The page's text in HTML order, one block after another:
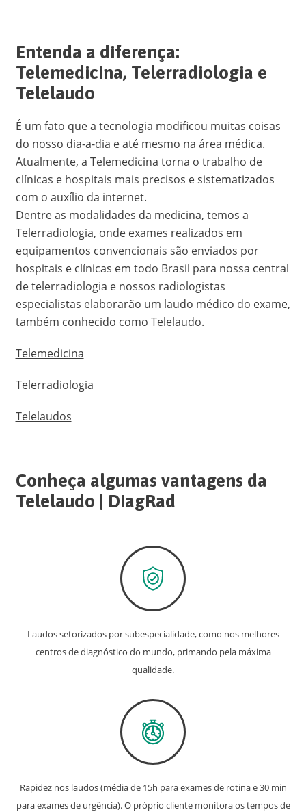
Entenda a diferença:
Telemedicina, Telerradiologia e
Telelaudo
É um fato que a tecnologia modificou muitas coisas
do nosso dia-a-dia e até mesmo na área médica.
Atualmente, a Telemedicina torna o trabalho de
clínicas e hospitais mais precisos e sistematizados
com o auxílio da internet.
Dentre as modalidades da medicina, temos a
Telerradiologia, onde exames realizados em
equipamentos convencionais são enviados por
hospitais e clínicas em todo Brasil para nossa central
de telerradiologia e nossos radiologistas
especialistas elaborarão um laudo médico do exame,
também conhecido como Telelaudo.
Telemedicina
Telerradiologia
Telelaudos
Conheça algumas vantagens da
Telelaudo | DiagRad
Laudos setorizados por subespecialidade, como nos melhores
centros de diagnóstico do mundo, primando pela máxima
qualidade.
Rapidez nos laudos (média de 15h para exames de rotina e 30 min
para exames de urgência). O próprio cliente monitora os tempos de